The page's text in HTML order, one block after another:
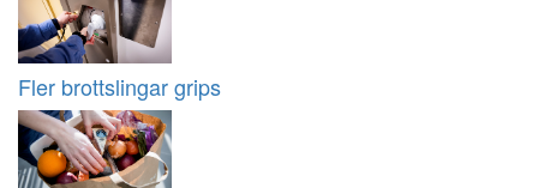
Fler brottslingar grips